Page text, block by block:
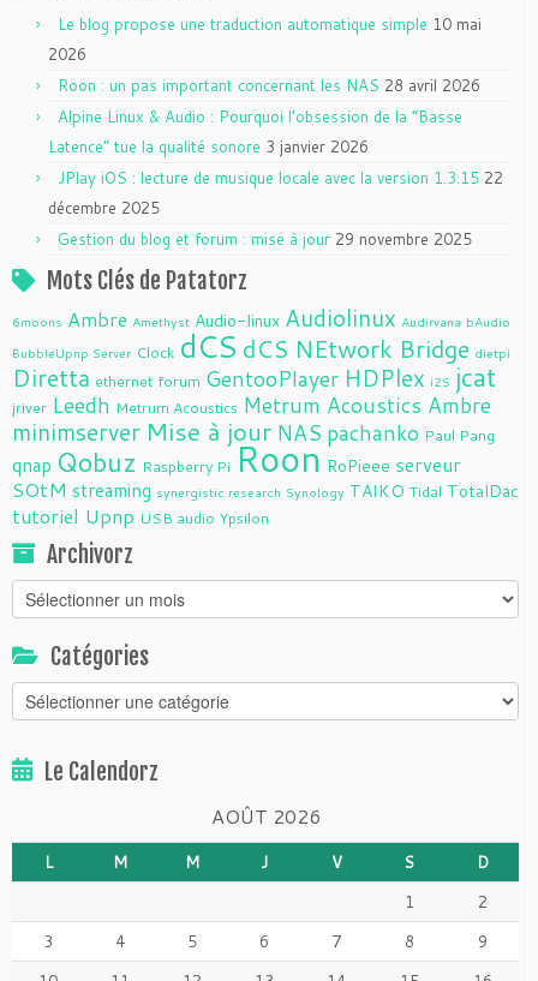
Le blog propose une traduction automatique simple 10 mai
2026
Roon : un pas important concernant les NAS 28 avril 2026
Alpine Linux & Audio : Pourquoi l’obsession de la “Basse
Latence” tue la qualité sonore 3 janvier 2026
JPlay iOS : lecture de musique locale avec la version 1.3.15 22
décembre 2025
Gestion du blog et forum : mise à jour 29 novembre 2025
Mots Clés de Patatorz
6moons Ambre Amethyst Audio-linux Audiolinux Audirvana bAudio
BubbleUpnp Server Clock dCS dCS NEtwork Bridge dietpi
Diretta ethernet forum GentooPlayer HDPlex i2S jcat
jriver Leedh Metrum Acoustics Metrum Acoustics Ambre
minimserver Mise à jour NAS pachanko Paul Pang
qnap Qobuz Raspberry Pi Roon RoPieee serveur
SOtM streaming synergistic research Synology TAIKO Tidal TotalDac
tutoriel Upnp USB audio Ypsilon
Archivorz
Archivorz
Catégories
Catégories
Le Calendorz
AOÛT 2026
L M M J V S
D
1
2
3
4 5 6 7 8
9